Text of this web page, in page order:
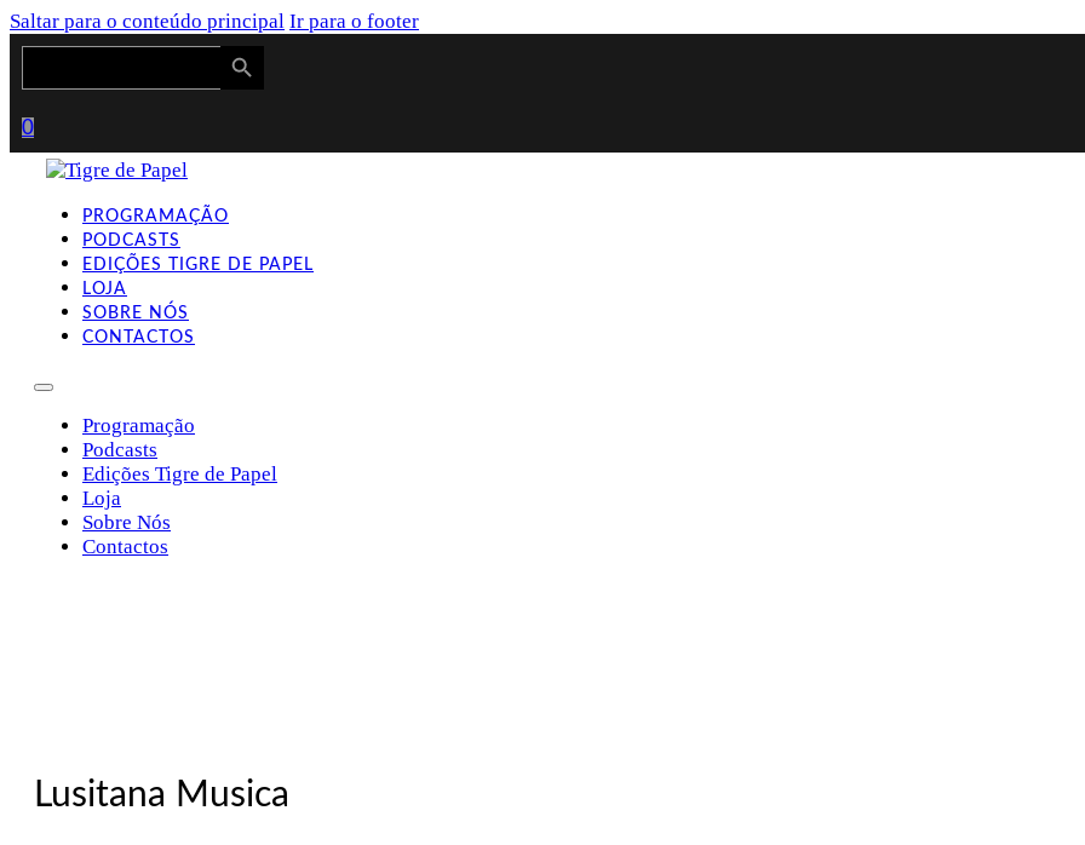
Saltar para o conteúdo principal Ir para o footer
Search
Search Button
0
PROGRAMAÇÃO
PODCASTS
EDIÇÕES TIGRE DE PAPEL
LOJA
SOBRE NÓS
CONTACTOS
Programação
Podcasts
Edições Tigre de Papel
Loja
Sobre Nós
Contactos
Lusitana Musica